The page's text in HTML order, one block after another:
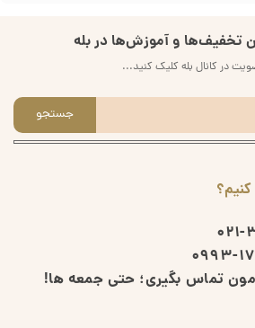
تماس بگیری؛ حتی جمعه ها!
تخفیف‌ها و آموزش‌ها در بله
در کانال بله کلیک کنید...
جستجو